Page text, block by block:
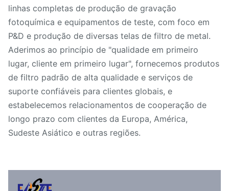
linhas completas de produção de gravação
fotoquímica e equipamentos de teste, com foco em
P&D e produção de diversas telas de filtro de metal.
Aderimos ao princípio de "qualidade em primeiro
lugar, cliente em primeiro lugar", fornecemos produtos
de filtro padrão de alta qualidade e serviços de
suporte confiáveis ​​para clientes globais, e
estabelecemos relacionamentos de cooperação de
longo prazo com clientes da Europa, América,
Sudeste Asiático e outras regiões.